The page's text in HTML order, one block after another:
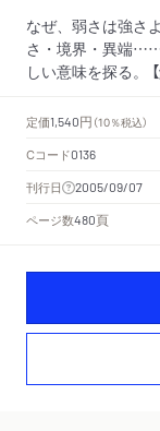
なぜ、弱さは強さ
さ・境界・異端……
しい意味を探る。
定価1,540円 （10％税込）
Cコード0136
刊行日 2005/09/07
ページ数480頁